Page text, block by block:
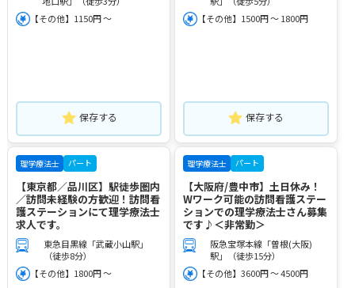
【その他】1150円 ～
保存する
【その他】1500円 ～ 1800円
保存する
理学療法士 パート
【東京都／品川区】駅徒歩圏内
／訪問未経験の方歓迎！訪問看
護ステーションにて理学療法士
求人です。
東急目黒線「武蔵小山駅」
（徒歩8分）
【その他】1800円 ～
理学療法士 パート
【大阪府/豊中市】土日休み！
Wワーク可能の訪問看護ステー
ションでの理学療法士さん募集
です♪＜非常勤＞
阪急宝塚本線「曽根(大阪)
駅」（徒歩15分）
【その他】3600円 ～ 4500円